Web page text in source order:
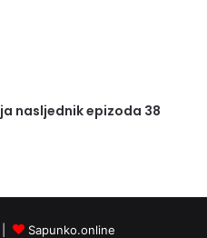
nasljednik epizoda 38
Sapunko.online